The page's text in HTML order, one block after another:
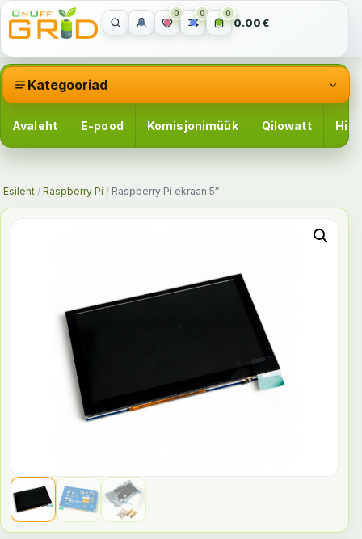
0 0 0
0.00€
Kategooriad
Avaleht E-pood Komisjonimüük Qilowatt
Esileht / Raspberry Pi / Raspberry Pi ekraan 5″